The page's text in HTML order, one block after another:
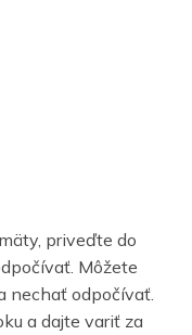
priveďte do
Môžete
nechať odpočívať.
a dajte variť za